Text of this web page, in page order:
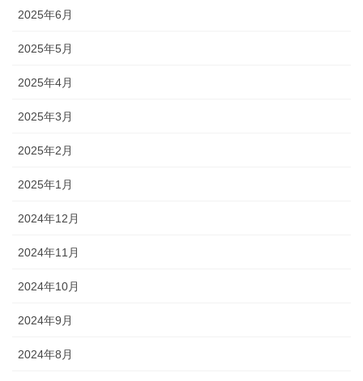
2025年6月
2025年5月
2025年4月
2025年3月
2025年2月
2025年1月
2024年12月
2024年11月
2024年10月
2024年9月
2024年8月